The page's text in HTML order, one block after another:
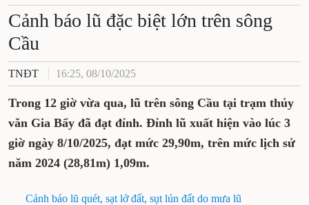
Cảnh báo lũ đặc biệt lớn trên sông
Cầu
TNĐT 16:25, 08/10/2025
Trong 12 giờ vừa qua, lũ trên sông Cầu tại trạm thủy
văn Gia Bẩy đã đạt đỉnh. Đỉnh lũ xuất hiện vào lúc 3
giờ ngày 8/10/2025, đạt mức 29,90m, trên mức lịch sử
năm 2024 (28,81m) 1,09m.
Cảnh báo lũ quét, sạt lở đất, sụt lún đất do mưa lũ